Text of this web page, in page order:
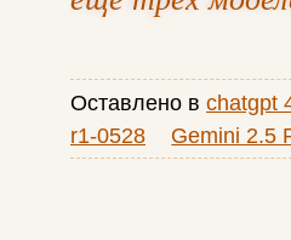
Оставлено в chatgpt
r1-0528
Gemini 2.5